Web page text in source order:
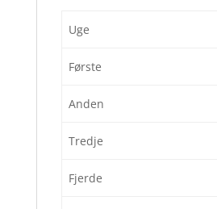
Uge
Første
Anden
Tredje
Fjerde